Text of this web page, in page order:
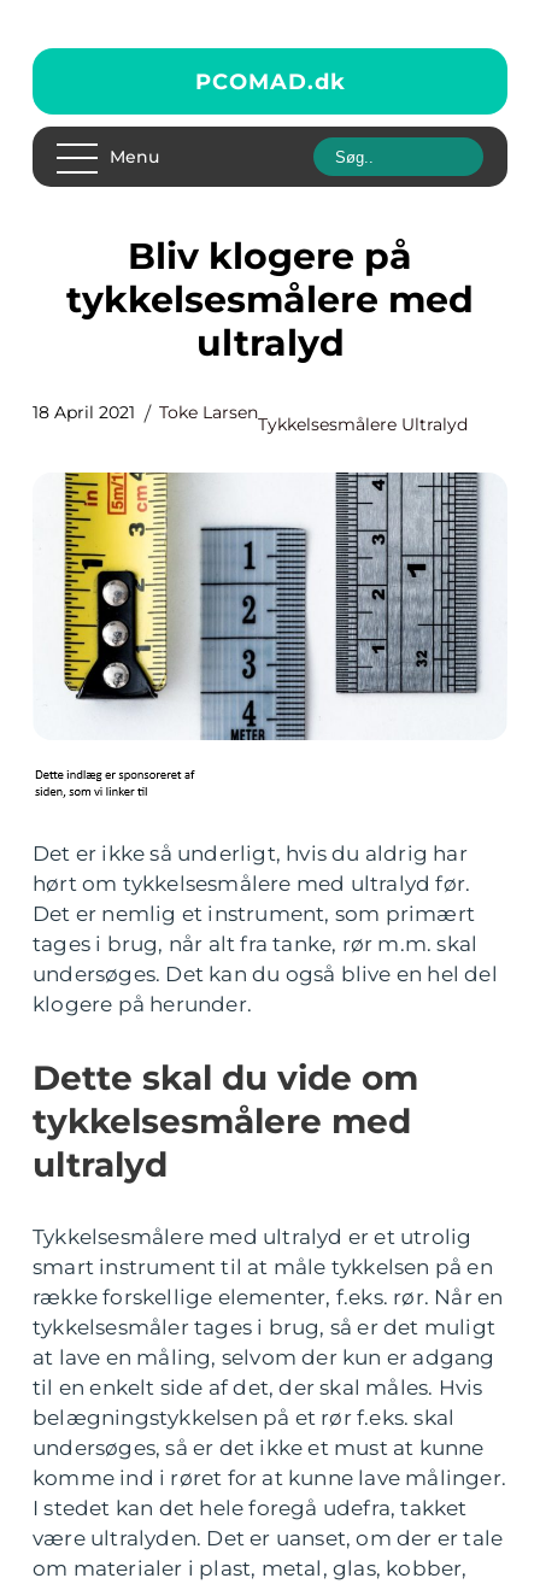
PCOMAD.dk
Menu
Bliv klogere på
tykkelsesmålere med
ultralyd
18 April 2021 Toke Larsen
Tykkelsesmålere Ultralyd
Det er ikke så underligt, hvis du aldrig har
hørt om tykkelsesmålere med ultralyd før.
Det er nemlig et instrument, som primært
tages i brug, når alt fra tanke, rør m.m. skal
undersøges. Det kan du også blive en hel del
klogere på herunder.
Dette skal du vide om
tykkelsesmålere med
ultralyd
Tykkelsesmålere med ultralyd er et utrolig
smart instrument til at måle tykkelsen på en
række forskellige elementer, f.eks. rør. Når en
tykkelsesmåler tages i brug, så er det muligt
at lave en måling, selvom der kun er adgang
til en enkelt side af det, der skal måles. Hvis
belægningstykkelsen på et rør f.eks. skal
undersøges, så er det ikke et must at kunne
komme ind i røret for at kunne lave målinger.
I stedet kan det hele foregå udefra, takket
være ultralyden. Det er uanset, om der er tale
om materialer i plast, metal, glas, kobber,